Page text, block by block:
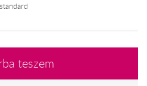
standard
teszem